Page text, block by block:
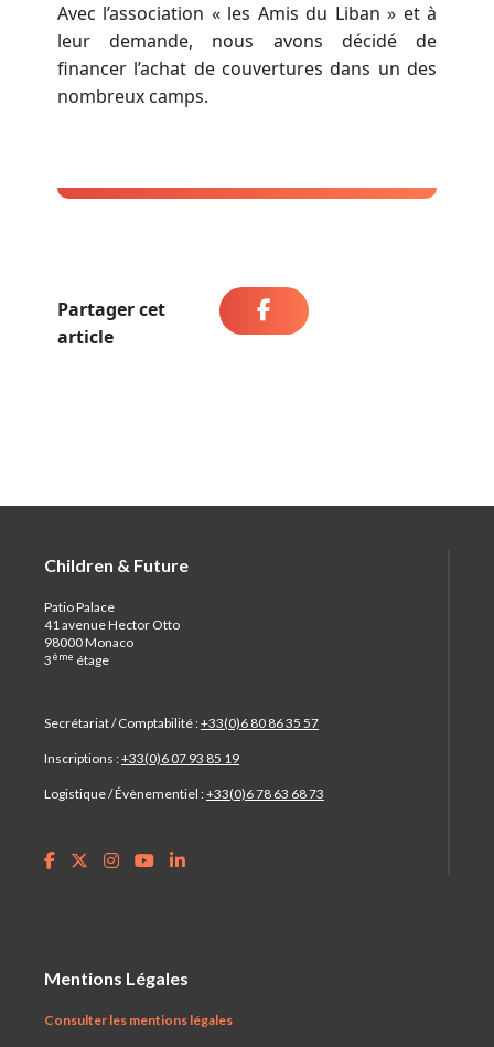
Avec l’association « les Amis du Liban » et à
leur demande, nous avons décidé de
financer l’achat de couvertures dans un des
nombreux camps.
Partager cet
article
Children & Future
Patio Palace
41 avenue Hector Otto
98000 Monaco
3ème étage
Secrétariat / Comptabilité :+33(0)6 80 86 35 57
Inscriptions :+33(0)6 07 93 85 19
Logistique / Évènementiel :+33(0)6 78 63 68 73
Mentions Légales
Consulter les mentions légales